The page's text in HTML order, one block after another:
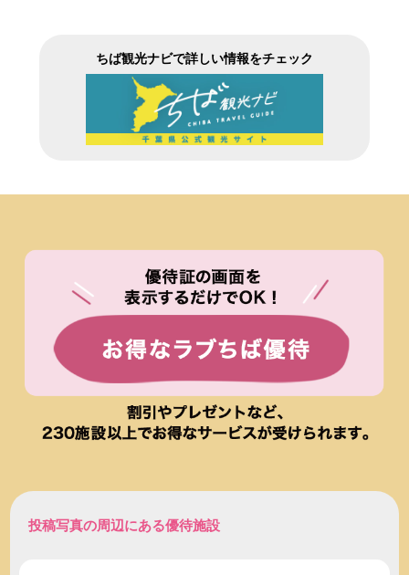
ちば観光ナビで詳しい情報をチェック
投稿写真の周辺にある優待施設